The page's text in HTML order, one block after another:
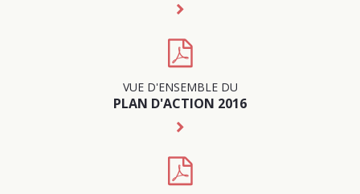
VUE D'ENSEMBLE DU
PLAN D'ACTION 2016